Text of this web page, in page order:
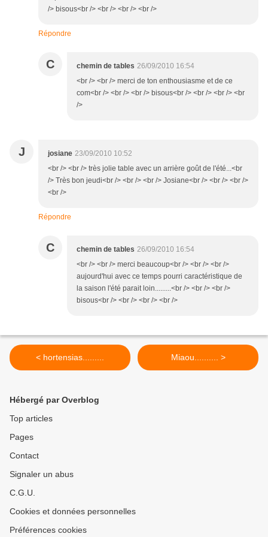
/> bisous<br /> <br /> <br /> <br />
Répondre
C chemin de tables 26/09/2010 16:54
<br /> <br /> merci de ton enthousiasme et de ce
com<br /> <br /> <br /> bisous<br /> <br /> <br /> <br
/>
J josiane 23/09/2010 10:52
<br /> <br /> très jolie table avec un arrière goût de l'été...<br
/> Très bon jeudi<br /> <br /> <br /> Josiane<br /> <br /> <br />
<br />
Répondre
C chemin de tables 26/09/2010 16:54
<br /> <br /> merci beaucoup<br /> <br /> <br />
aujourd'hui avec ce temps pourri caractéristique de
la saison l'été parait loin.........<br /> <br /> <br />
bisous<br /> <br /> <br /> <br />
< hortensias......... Miaou.......... >
Hébergé par Overblog
Top articles
Pages
Contact
Signaler un abus
C.G.U.
Cookies et données personnelles
Préférences cookies